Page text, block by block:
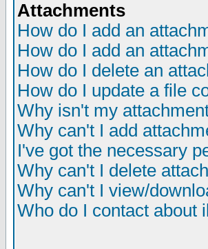
Attachments
How do I add an
How do I add an
How do I delete an
How do I update a file
Why isn't my
Why can't I add
I've got the necessary
Why can't I delete
Why can't I view/
Who do I contact about